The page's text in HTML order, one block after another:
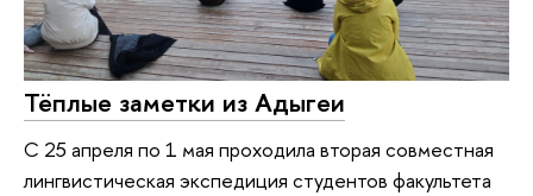
Тёплые заметки из Адыгеи
С 25 апреля по 1 мая проходила вторая совместная
лингвистическая экспедиция студентов факультета